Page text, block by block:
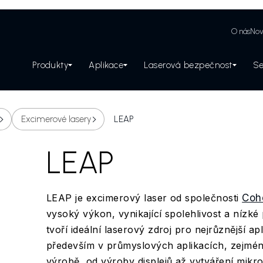
O nás
Produkty Aplikace Laserová bezpečnost
Excimerové lasery LEAP
LEAP
LEAP je excimerový laser od společnosti
vysoký výkon, vynikající spolehlivost a
tvoří ideální laserový zdroj pro nejrůznější
především v průmyslových aplikacích,